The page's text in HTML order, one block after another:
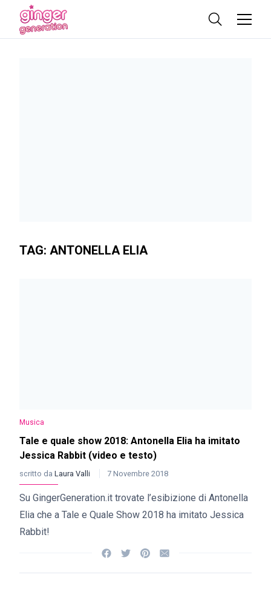
TAG: ANTONELLA ELIA
Musica
Tale e quale show 2018: Antonella Elia ha imitato
Jessica Rabbit (video e testo)
scritto da Laura Valli 7 Novembre 2018
Su GingerGeneration.it trovate l’esibizione di Antonella
Elia che a Tale e Quale Show 2018 ha imitato Jessica
Rabbit!